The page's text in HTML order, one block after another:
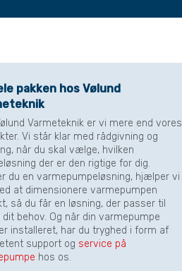
pakken hos Vølund
Varmeteknik er vi mere end vores
Vi står klar med rådgivning og
når du skal vælge, hvilken
der er den rigtige for dig.
du en varmepumpeløsning, hjælper vi
at dimensionere varmepumpen
så du får en løsning, der passer til
dit behov. Og når din varmepumpe
installeret, har du tryghed i form af
support og service på
hos os.